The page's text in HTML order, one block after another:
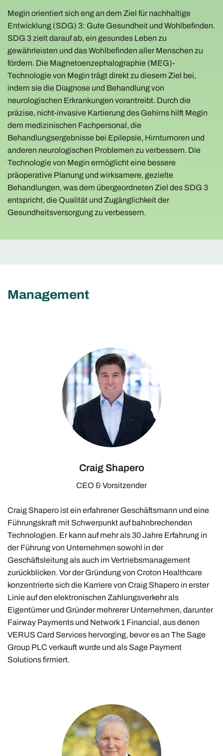
Megin orientiert sich eng an dem Ziel für nachhaltige
Entwicklung (SDG) 3: Gute Gesundheit und Wohlbefinden.
SDG 3 zielt darauf ab, ein gesundes Leben zu
gewährleisten und das Wohlbefinden aller Menschen zu
fördern. Die Magnetoenzephalographie (MEG)-
Technologie von Megin trägt direkt zu diesem Ziel bei,
indem sie die Diagnose und Behandlung von
neurologischen Erkrankungen vorantreibt. Durch die
präzise, nicht-invasive Kartierung des Gehirns hilft Megin
dem medizinischen Fachpersonal, die
Behandlungsergebnisse bei Epilepsie, Hirntumoren und
anderen neurologischen Problemen zu verbessern. Die
Technologie von Megin ermöglicht eine bessere
präoperative Planung und wirksamere, gezielte
Behandlungen, was dem übergeordneten Ziel des SDG 3
entspricht, die Qualität und Zugänglichkeit der
Gesundheitsversorgung zu verbessern.
Management
Craig Shapero
CEO & Vorsitzender
Craig Shapero ist ein erfahrener Geschäftsmann und eine
Führungskraft mit Schwerpunkt auf bahnbrechenden
Technologien. Er kann auf mehr als 30 Jahre Erfahrung in
der Führung von Unternehmen sowohl in der
Geschäftsleitung als auch im Vertriebsmanagement
zurückblicken. Vor der Gründung von Croton Healthcare
konzentrierte sich die Karriere von Craig Shapero in erster
Linie auf den elektronischen Zahlungsverkehr als
Eigentümer und Gründer mehrerer Unternehmen, darunter
Fairway Payments und Network 1 Financial, aus denen
VERUS Card Services hervorging, bevor es an The Sage
Group PLC verkauft wurde und als Sage Payment
Solutions firmiert.